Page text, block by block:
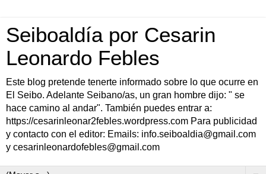
Seiboaldía por Cesarin
Leonardo Febles
Este blog pretende tenerte informado sobre lo que ocurre en
El Seibo. Adelante Seibano/as, un gran hombre dijo: " se
hace camino al andar". También puedes entrar a:
https://cesarinleonar2febles.wordpress.com Para publicidad
y contacto con el editor: Emails: info.seiboaldia@gmail.com
y cesarinleonardofebles@gmail.com